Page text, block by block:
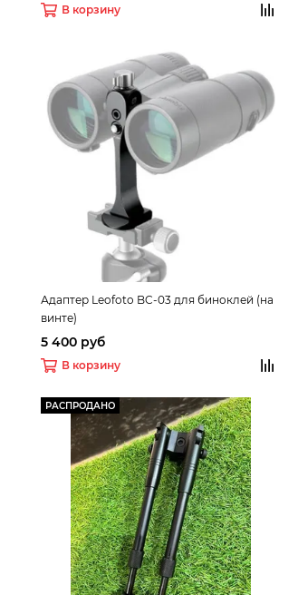
В корзину
Адаптер Leofoto BC-03 для биноклей (на
винте)
5 400 руб
В корзину
РАСПРОДАНО